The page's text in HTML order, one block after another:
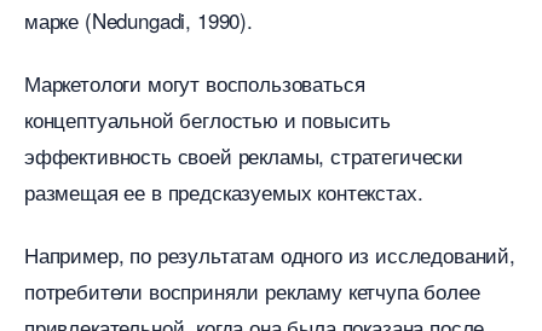
марке (Nedungadi, 1990).
Маркетологи могут воспользоваться
концептуальной беглостью и повысить
эффективность своей рекламы, стратегически
размещая ее в предсказуемых контекстах.
Например, по результатам одного из исследований,
потребители восприняли рекламу кетчупа более